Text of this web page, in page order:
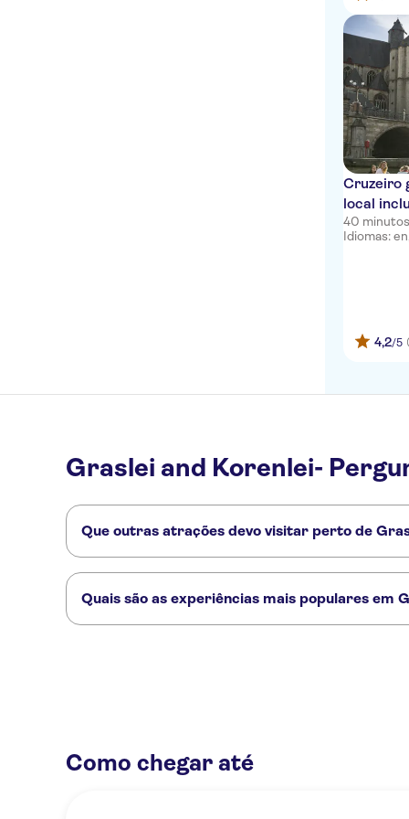
Cruzeiro
local
40 minutos
Idiomas:
4,2/5
Graslei and Korenlei-
Que outras atrações devo visitar perto de
Castle Gravensteen Vrijdagmarkt Saint Bavo's Cathedral
Quais são as experiências mais populares em
Como chegar até